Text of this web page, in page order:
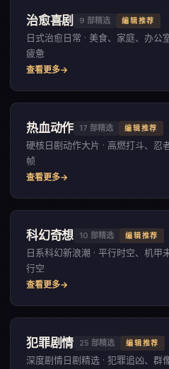
治愈喜剧 9 部精选 编辑推荐
日式治愈日常 · 美食、家庭、办公
疲惫
查看更多
热血动作 17 部精选 编辑推荐
硬核日剧动作大片 · 高燃打斗、忍
帧
查看更多
科幻奇想 10 部精选 编辑推荐
日系科幻新浪潮 · 平行时空、机甲
行空
查看更多
犯罪剧情 25 部精选 编辑推荐
深度剧情日剧精选 · 犯罪追凶、群